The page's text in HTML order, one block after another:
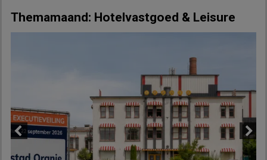
Themamaand: Hotelvastgoed & Leisure
Next